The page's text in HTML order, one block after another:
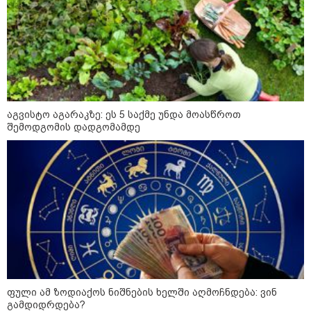
"სა­მარ­ცხვი­ნოა ეს ყვე­ლა­ფე­რი,
ყვე­ლა­ზე რბი­ლად რომ ვთქვა!" -
ნანკა კალატოზიშვილი გიორგი
ბარამიძის განცხადებას
ეხმაურება
"ეს ის ადგილია, საიდანაც
გუშინდელი ვიდეო ვირუსულად
გავრცელდა.... დანარჩენი თქვენ
განსაჯეთ, რამდენად
შესაძლებელია აქ ადამიანის
გადავარდნა" - რა კადრებს
აქვეყნებს კობა ახალაძე
მლეთიდან, სადაც 12 წლის წინ
გურამ დადიანიძე გაუჩინარდა?
პოლიტიკა
აგვისტო აგარაკზე: ეს 5 საქმე უნდა მოასწროთ
შემოდგომის დადგომამდე
ფული ამ ზოდიაქოს ნიშნების ხელში აღმოჩნდება: ვინ
გამდიდრდება?